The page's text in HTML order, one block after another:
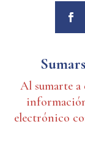
Al sumarte
electrónico